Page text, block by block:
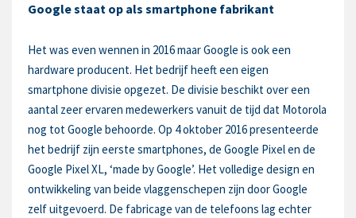
Google staat op als smartphone fabrikant
Het was even wennen in 2016 maar Google is ook een
hardware producent. Het bedrijf heeft een eigen
smartphone divisie opgezet. De divisie beschikt over een
aantal zeer ervaren medewerkers vanuit de tijd dat Motorola
nog tot Google behoorde. Op 4 oktober 2016 presenteerde
het bedrijf zijn eerste smartphones, de Google Pixel en de
Google Pixel XL, ‘made by Google’. Het volledige design en
ontwikkeling van beide vlaggenschepen zijn door Google
zelf uitgevoerd. De fabricage van de telefoons lag echter